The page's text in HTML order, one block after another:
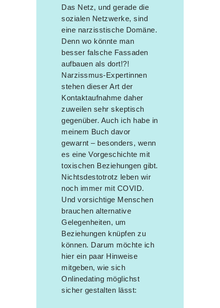
Das Netz, und gerade die
sozialen Netzwerke, sind
eine narzisstische Domäne.
Denn wo könnte man
besser falsche Fassaden
aufbauen als dort!?!
Narzissmus-Expertinnen
stehen dieser Art der
Kontaktaufnahme daher
zuweilen sehr skeptisch
gegenüber. Auch ich habe in
meinem Buch davor
gewarnt – besonders, wenn
es eine Vorgeschichte mit
toxischen Beziehungen gibt.
Nichtsdestotrotz leben wir
noch immer mit COVID.
Und vorsichtige Menschen
brauchen alternative
Gelegenheiten, um
Beziehungen knüpfen zu
können. Darum möchte ich
hier ein paar Hinweise
mitgeben, wie sich
Onlinedating möglichst
sicher gestalten lässt: